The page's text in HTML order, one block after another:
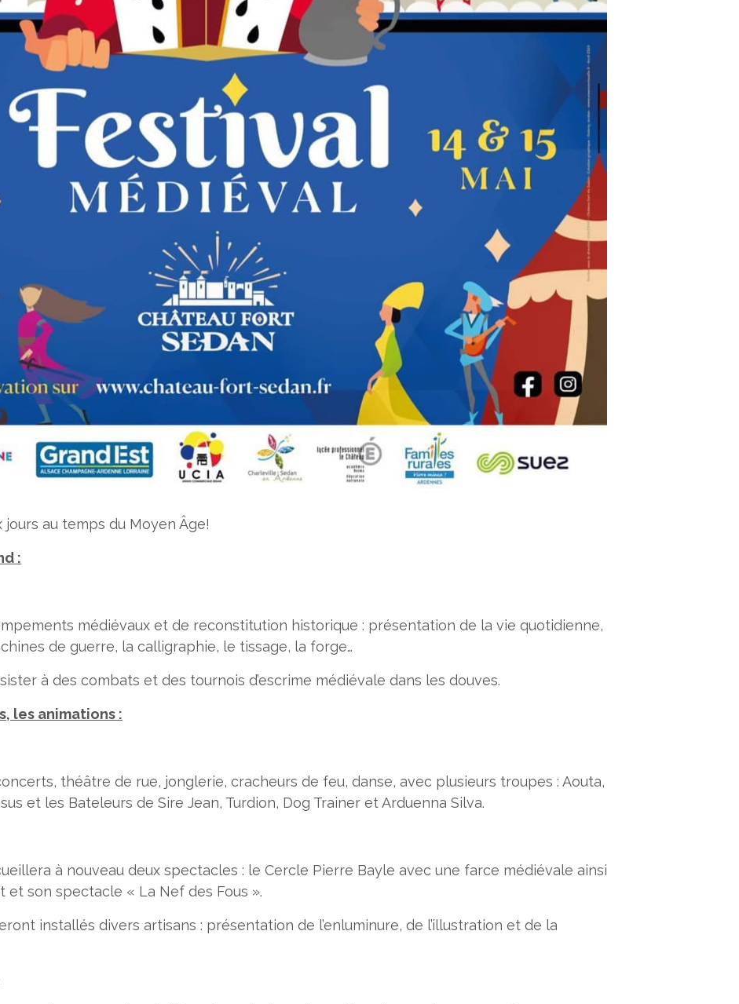
au temps du Moyen Âge!
:
médiévaux et de reconstitution historique : présentation de la vie quotidienne,
de guerre, la calligraphie, le tissage, la forge…
à des combats et des tournois d’escrime médiévale dans les douves.
les animations :
théâtre de rue, jonglerie, cracheurs de feu, danse, avec plusieurs troupes : Aouta,
et les Bateleurs de Sire Jean, Turdion, Dog Trainer et Arduenna Silva.
à nouveau deux spectacles : le Cercle Pierre Bayle avec une farce médiévale ainsi
et son spectacle « La Nef des Fous ».
installés divers artisans : présentation de l’enluminure, de l’illustration et de la